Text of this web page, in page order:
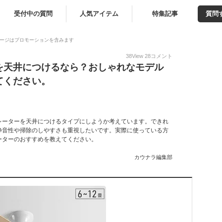
受付中の質問 人気アイテム 特集記事 質問
ジはプロモーションを含みます
38View 28コメント
井につけるなら？おしゃれなモデル
ださい。
ターを天井につけるタイプにしようか考えています。できれ
性や掃除のしやすさも重視したいです。実際に使っている方
ーのおすすめを教えてください。
カウナラ編集部